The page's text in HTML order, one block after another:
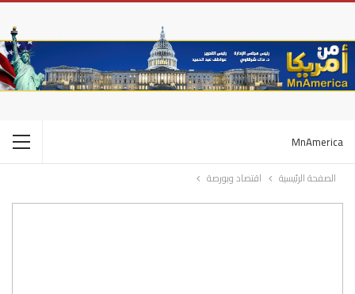
MnAmerica
الصفحة الرئيسية اقتصاد وبورصة